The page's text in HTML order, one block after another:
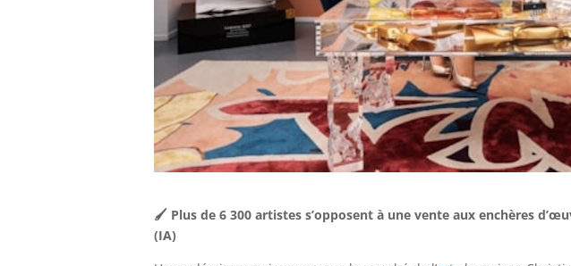
🖌 Plus de 6 300 artistes s’opposent à une vente aux enchères
(IA)